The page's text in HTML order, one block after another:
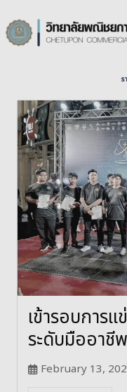
เข้ารอบการ
ระดับมืออาชีพ
February 13,